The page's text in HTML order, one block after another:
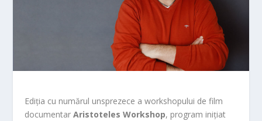
Ediția cu numărul unsprezece a workshopului de film
documentarAristoteles Workshop, program inițiat